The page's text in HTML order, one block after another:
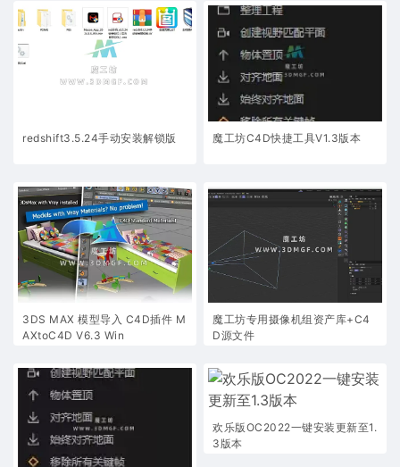
redshift3.5.24手动安装解锁版 魔工坊C4D快捷工具V1.3版本
3DS MAX 模型导入 C4D插件 M
AXtoC4D V6.3 Win
魔工坊专用摄像机组资产库+C4
D源文件
欢乐版OC2022一键安装更新至1.
3版本